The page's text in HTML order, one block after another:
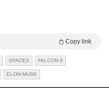
Copy link
SPACEX FALCON 9
ELON MUSK